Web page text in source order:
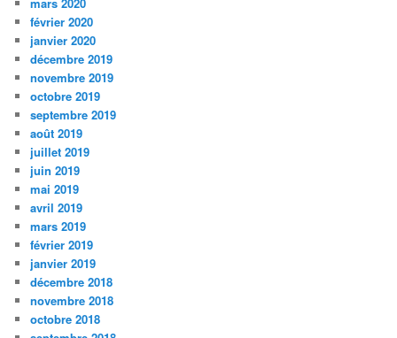
mars 2020
février 2020
janvier 2020
décembre 2019
novembre 2019
octobre 2019
septembre 2019
août 2019
juillet 2019
juin 2019
mai 2019
avril 2019
mars 2019
février 2019
janvier 2019
décembre 2018
novembre 2018
octobre 2018